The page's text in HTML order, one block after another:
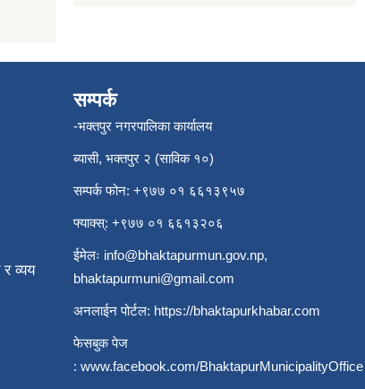
व्यय
सम्पर्क
-भक्तपुर नगरपालिका कार्यालय
ब्यासी, भक्तपुर २ (साविक १०)
सम्पर्क फोन: +९७७ ०१ ६६१३९५७
फ्याक्स्: +९७७ ०१ ६६१३२०६
ईमेलः info@bhaktapurmun.gov.np,
bhaktapurmuni@gmail.com
अनलाईन पोर्टल: https://bhaktapurkhabar.com
फेसबुक पेज
: www.facebook.com/BhaktapurMunicipalityOffice